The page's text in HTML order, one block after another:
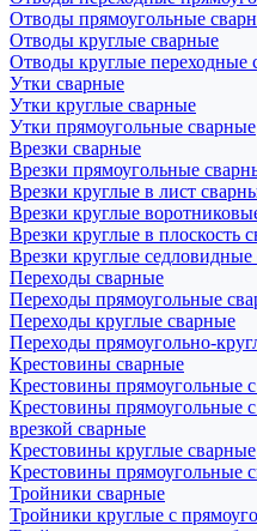
Отводы прямоугольные
Отводы круглые сварные
Отводы круглые переходные
Утки сварные
Утки круглые сварные
Утки прямоугольные сварные
Врезки сварные
Врезки прямоугольные
Врезки круглые в лист
Врезки круглые
Врезки круглые в плоскость
Врезки круглые
Переходы сварные
Переходы прямоугольные
Переходы круглые сварные
Переходы прямоугольно-
Крестовины сварные
Крестовины прямоугольные
Крестовины прямоугольные
врезкой сварные
Крестовины круглые сварные
Крестовины прямоугольные
Тройники сварные
Тройники круглые с